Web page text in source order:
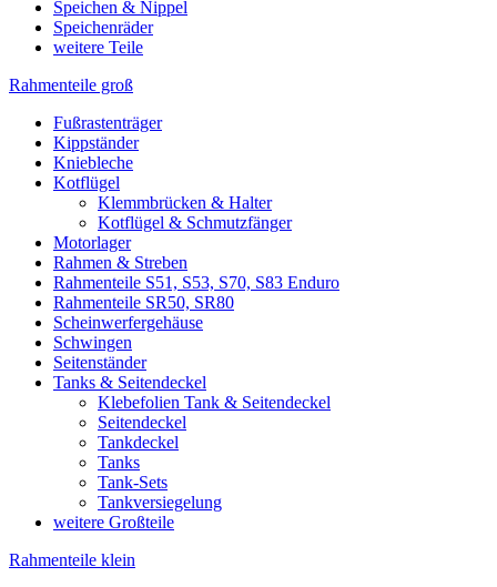
Speichen & Nippel
Speichenräder
weitere Teile
Rahmenteile groß
Fußrastenträger
Kippständer
Kniebleche
Kotflügel
Klemmbrücken & Halter
Kotflügel & Schmutzfänger
Motorlager
Rahmen & Streben
Rahmenteile S51, S53, S70, S83 Enduro
Rahmenteile SR50, SR80
Scheinwerfergehäuse
Schwingen
Seitenständer
Tanks & Seitendeckel
Klebefolien Tank & Seitendeckel
Seitendeckel
Tankdeckel
Tanks
Tank-Sets
Tankversiegelung
weitere Großteile
Rahmenteile klein